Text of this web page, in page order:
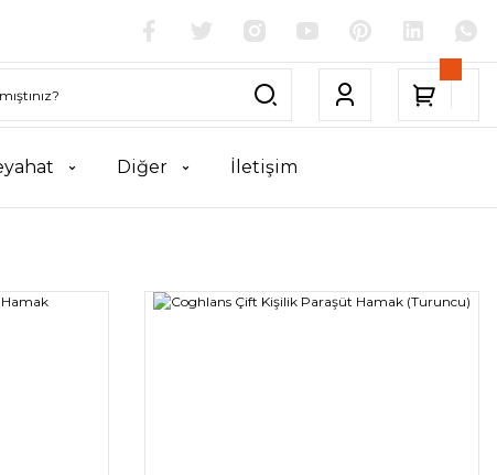
Diğer İletişim